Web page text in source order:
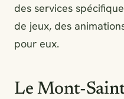
des services
de jeux, des
pour eux.
Le Mont-